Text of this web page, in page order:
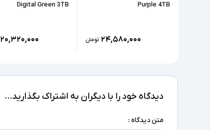
Purple 4TB
۲۴,۵۸۰,۰۰۰ تومان
Digital Green 3TB
۲۰,۳۲۰,۰۰۰
دیدگاه خود را با دیگران به اشتراک بگذارید...
متن دیدگاه :